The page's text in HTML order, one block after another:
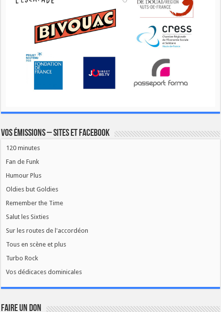
Vos émissions – Sites et Facebook
120 minutes
Fan de Funk
Humour Plus
Oldies but Goldies
Remember the Time
Salut les Sixties
Sur les routes de l'accordéon
Tous en scène et plus
Turbo Rock
Vos dédicaces dominicales
FAIRE UN DON